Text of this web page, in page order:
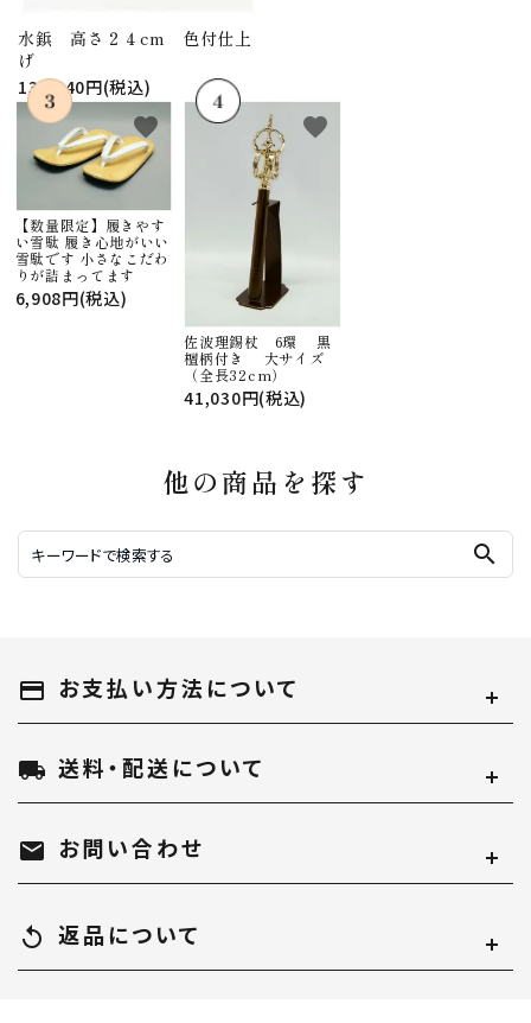
水鋲 高さ２４cm 色付仕上
げ
130,240円(税込)
【数量限定】履きやす
い雪駄 履き心地がいい
雪駄です 小さなこだわ
りが詰まってます
6,908円(税込)
favorite
佐波理錫杖 6環 黒
檀柄付き 大サイズ
（全長32cm）
41,030円(税込)
favorite
他の商品を探す
search
payment お支払い方法について
local_shipping 送料・配送について
mail お問い合わせ
replay 返品について